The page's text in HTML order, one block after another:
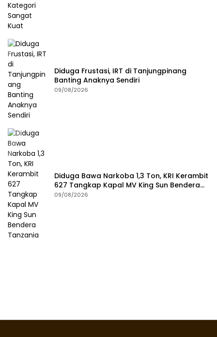
Diduga Frustasi, IRT di Tanjungpinang
Banting Anaknya Sendiri
09/08/2026
Diduga Bawa Narkoba 1,3 Ton, KRI Kerambit
627 Tangkap Kapal MV King Sun Bendera
Tanzania
09/08/2026